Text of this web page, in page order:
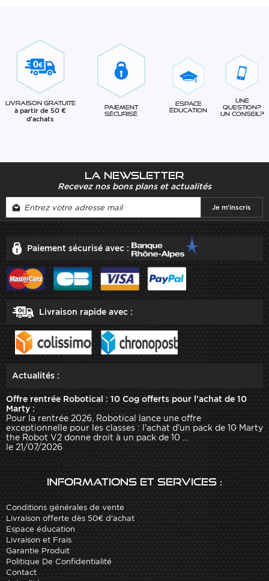
Livraison gratuite
à partir de 50 €
d'achats
Paiement
sécurisé
Espace
éducation
Une
question?
Un conseil?
La newsletter
Recevez nos bons plans et actualités
Paiement sécurisé avec :
Livraison rapide avec :
Actualités :
Offre rentrée Robotical : 10 Cog offerts pour l'achat de 10
Marty :
Pour la rentrée 2026, Robotical lance une offre
exceptionnelle pour les classes : l'achat d'un pack de 10 Marty
the Robot V2 donne droit à un pack de 10 ...
le 21/07/2026
Informations et services :
Conditions générales de vente
Livraison offerte dès 50€ d'achat
Espace éducation
Livraison et Frais
Garantie Produit
Politique De Confidentialité
Contact